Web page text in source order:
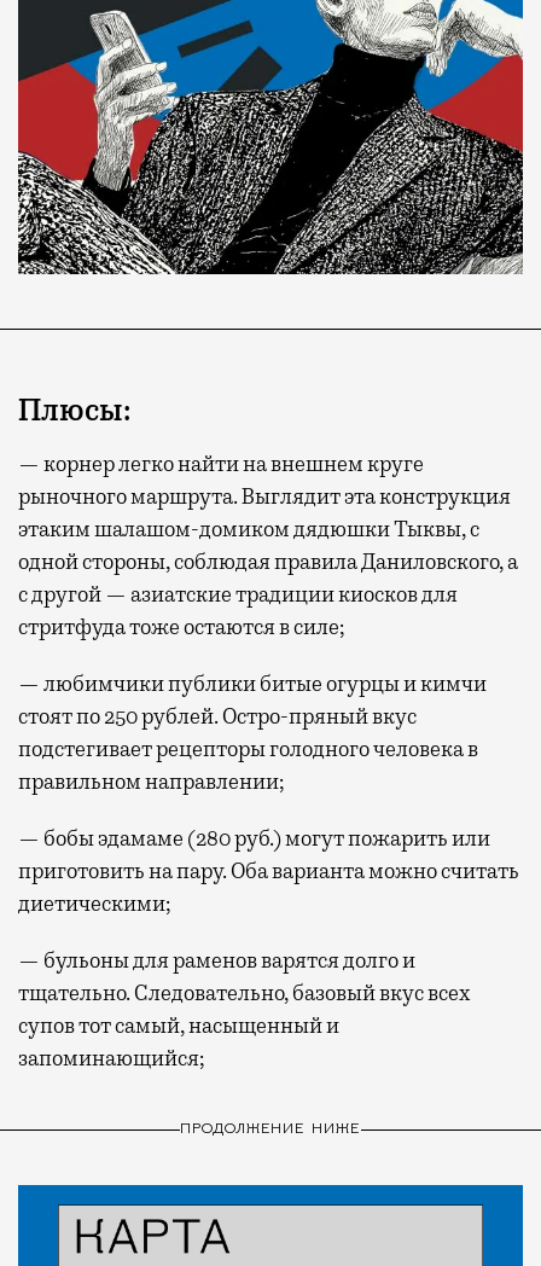
Плюсы:
— корнер легко найти на внешнем круге
рыночного маршрута. Выглядит эта конструкция
этаким шалашом-домиком дядюшки Тыквы, с
одной стороны, соблюдая правила Даниловского, а
с другой — азиатские традиции киосков для
стритфуда тоже остаются в силе;
— любимчики публики битые огурцы и кимчи
стоят по 250 рублей. Остро-пряный вкус
подстегивает рецепторы голодного человека в
правильном направлении;
— бобы эдамаме (280 руб.) могут пожарить или
приготовить на пару. Оба варианта можно считать
диетическими;
— бульоны для раменов варятся долго и
тщательно. Следовательно, базовый вкус всех
супов тот самый, насыщенный и
запоминающийся;
ПРОДОЛЖЕНИЕ НИЖЕ